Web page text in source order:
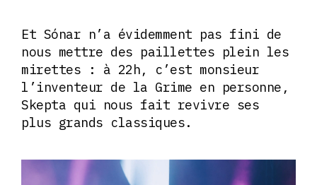
Et Sónar n’a évidemment pas fini de
nous mettre des paillettes plein les
mirettes : à 22h, c’est monsieur
l’inventeur de la Grime en personne,
Skepta qui nous fait revivre ses
plus grands classiques.